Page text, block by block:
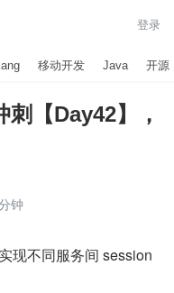
登录
移动开发 Java 开源
【Day42】，
钟
现不同服务间 session